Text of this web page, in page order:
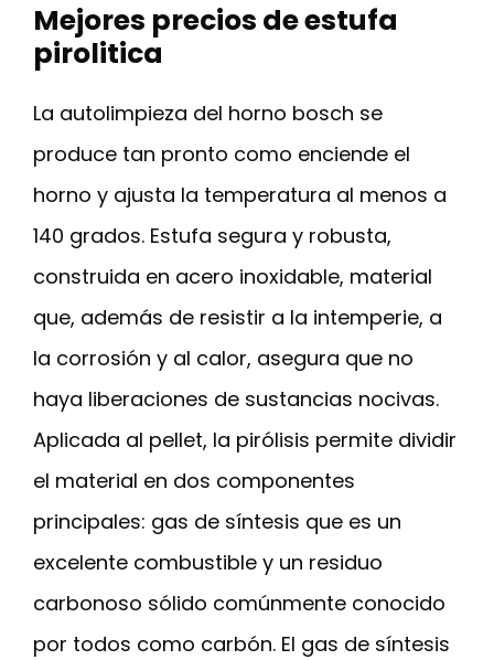
Mejores precios de estufa
pirolitica
La autolimpieza del horno bosch se
produce tan pronto como enciende el
horno y ajusta la temperatura al menos a
140 grados. Estufa segura y robusta,
construida en acero inoxidable, material
que, además de resistir a la intemperie, a
la corrosión y al calor, asegura que no
haya liberaciones de sustancias nocivas.
Aplicada al pellet, la pirólisis permite dividir
el material en dos componentes
principales: gas de síntesis que es un
excelente combustible y un residuo
carbonoso sólido comúnmente conocido
por todos como carbón. El gas de síntesis